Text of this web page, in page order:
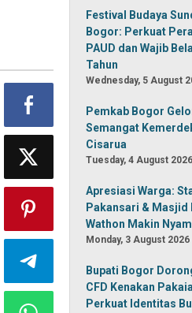
Festival Budaya
Bogor: Perkuat
PAUD dan Wajib
Tahun
Wednesday, 5 August
Pemkab Bogor
Semangat
Cisarua
Tuesday, 4 August 2026
Apresiasi Warga:
Pakansari & Masjid
Wathon Makin
Monday, 3 August 2026
Bupati Bogor
CFD Kenakan
Perkuat Identitas